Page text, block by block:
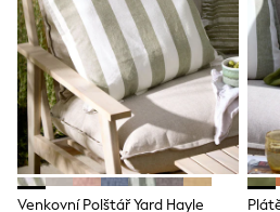
Bags
Blouses
Shirts
Polo Shirts
GIRLS
New In
New in from Next
New In
Trending: Top & Short
Trending: Clogs
Venkovní Polštář Yard Hayle